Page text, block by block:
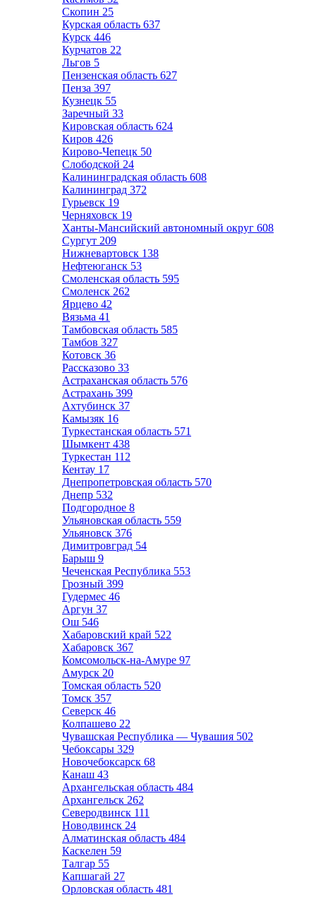
Скопин 25
Курская область 637
Курск 446
Курчатов 22
Льгов 5
Пензенская область 627
Пенза 397
Кузнецк 55
Заречный 33
Кировская область 624
Киров 426
Кирово-Чепецк 50
Слободской 24
Калининградская область 608
Калининград 372
Гурьевск 19
Черняховск 19
Ханты-Мансийский автономный округ 608
Сургут 209
Нижневартовск 138
Нефтеюганск 53
Смоленская область 595
Смоленск 262
Ярцево 42
Вязьма 41
Тамбовская область 585
Тамбов 327
Котовск 36
Рассказово 33
Астраханская область 576
Астрахань 399
Ахтубинск 37
Камызяк 16
Туркестанская область 571
Шымкент 438
Туркестан 112
Кентау 17
Днепропетровская область 570
Днепр 532
Подгородное 8
Ульяновская область 559
Ульяновск 376
Димитровград 54
Барыш 9
Чеченская Республика 553
Грозный 399
Гудермес 46
Аргун 37
Ош 546
Хабаровский край 522
Хабаровск 367
Комсомольск-на-Амуре 97
Амурск 20
Томская область 520
Томск 357
Северск 46
Колпашево 22
Чувашская Республика — Чувашия 502
Чебоксары 329
Новочебоксарск 68
Канаш 43
Архангельская область 484
Архангельск 262
Северодвинск 111
Новодвинск 24
Алматинская область 484
Каскелен 59
Талгар 55
Капшагай 27
Орловская область 481